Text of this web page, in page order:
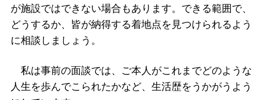
が施設ではできない場合もあります。できる範囲で、
どうするか、皆が納得する着地点を見つけられるよう
に相談しましょう。
私は事前の面談では、ご本人がこれまでどのような
人生を歩んでこられたかなど、生活歴をうかがうよう